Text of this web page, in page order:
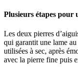
Plusieurs étapes pour
Les deux pierres
qui garantit une lame
utilisées à sec, après
avec la pierre fine puis